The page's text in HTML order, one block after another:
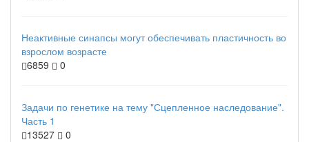
Неактивные синапсы могут обеспечивать пластичность во
взрослом возрасте
6859
0
Задачи по генетике на тему "Сцепленное наследование".
Часть 1
13527
0